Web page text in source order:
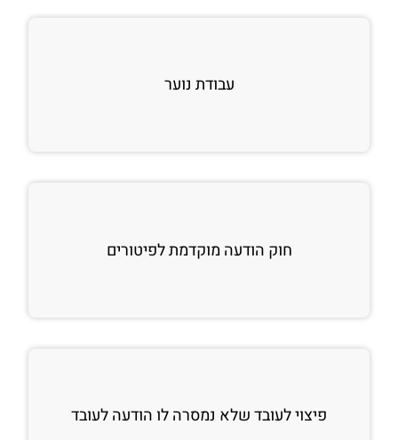
עבודת נוער
חוק הודעה מוקדמת לפיטורים
פיצוי לעובד שלא נמסרה לו הודעה לעובד